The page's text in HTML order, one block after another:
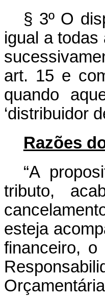
§ 3º O
igual a
art. 15 e
quando
‘distribuidor
Razões
“A
tributo,
esteja
financeiro,